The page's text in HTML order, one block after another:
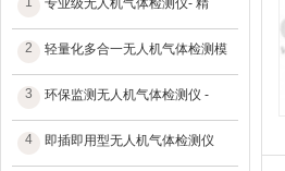
专业级无人机气体检测仪- 精
2 轻量化多合一无人机气体检测模
3 环保监测无人机气体检测仪 -
4 即插即用型无人机气体检测仪